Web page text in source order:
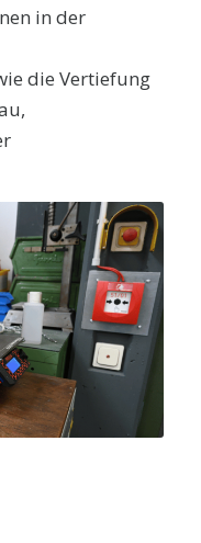
in der
die Vertiefung